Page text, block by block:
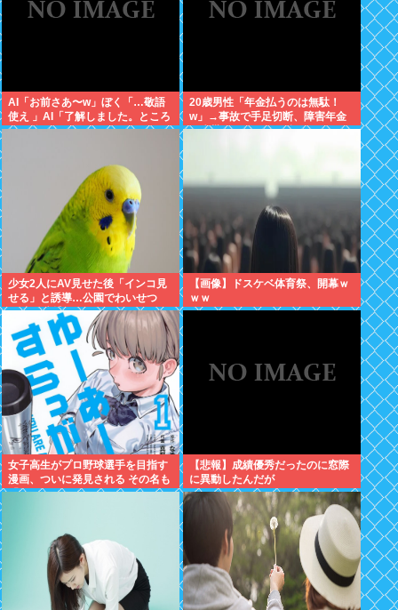
AI「お前さあ〜w」ぼく「…敬語
使え 」AI「了解しました。ところ
でお前はどう思いますか？」 これ
20歳男性「年金払うのは無駄！
w」→事故で手足切断、障害年金
一生貰えないと知り泣く
少女2人にAV見せた後「インコ見
せる」と誘導…公園でわいせつ
75歳男逮捕
【画像】ドスケベ体育祭、開幕ｗ
ｗｗ
女子高生がプロ野球選手を目指す
漫画、ついに発見される その名も
「ゆーあーすらっがー」
【悲報】成績優秀だったのに窓際
に異動したんだが